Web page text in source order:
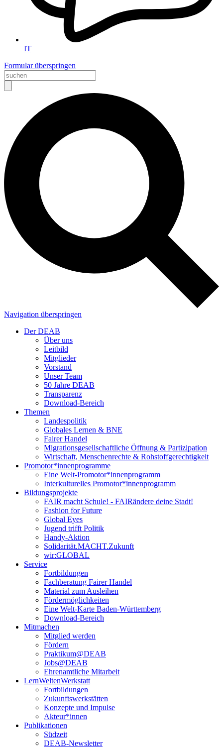
IT
Formular überspringen
Navigation überspringen
Der DEAB
Über uns
Leitbild
Mitglieder
Vorstand
Unser Team
50 Jahre DEAB
Transparenz
Download-Bereich
Themen
Landespolitik
Globales Lernen & BNE
Fairer Handel
Migrationsgesellschaftliche Öffnung & Partizipation
Wirtschaft, Menschenrechte & Rohstoffgerechtigkeit
Promotor*innen­programme
Eine Welt-Promotor*innenprogramm
Interkulturelles Promotor*innenprogramm
Bildungsprojekte
FAIR macht Schule! - FAIRändere deine Stadt!
Fashion for Future
Global Eyes
Jugend trifft Politik
Handy-Aktion
Solidarität.MACHT.Zukunft
wir:GLOBAL
Service
Fortbildungen
Fachberatung Fairer Handel
Material zum Ausleihen
Fördermöglichkeiten
Eine Welt-Karte Baden-Württemberg
Download-Bereich
Mitmachen
Mitglied werden
Fördern
Praktikum@DEAB
Jobs@DEAB
Ehrenamtliche Mitarbeit
LernWeltenWerkstatt
Fortbildungen
Zukunftswerkstätten
Konzepte und Impulse
Akteur*innen
Publikationen
Südzeit
DEAB-Newsletter